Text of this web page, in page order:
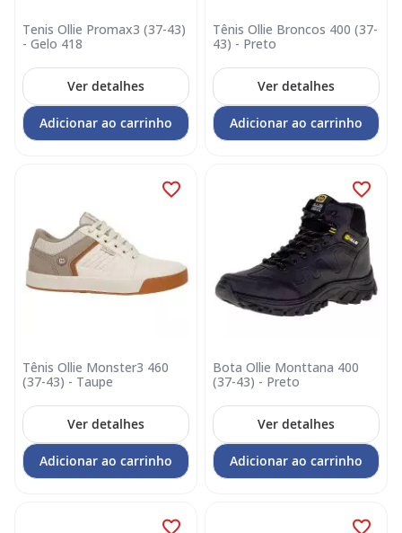
Tenis Ollie Promax3 (37-43)
- Gelo 418
Ver detalhes
Adicionar ao carrinho
Tênis Ollie Broncos 400 (37-
43) - Preto
Ver detalhes
Adicionar ao carrinho
Tênis Ollie Monster3 460
(37-43) - Taupe
Ver detalhes
Adicionar ao carrinho
Bota Ollie Monttana 400
(37-43) - Preto
Ver detalhes
Adicionar ao carrinho